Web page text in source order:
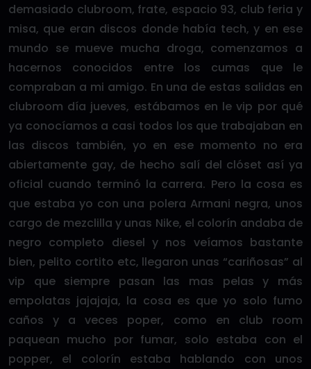
demasiado clubroom, frate, espacio 93, club feria y
misa, que eran discos donde había tech, y en ese
mundo se mueve mucha droga, comenzamos a
hacernos conocidos entre los cumas que le
compraban a mi amigo. En una de estas salidas en
clubroom día jueves, estábamos en le vip por qué
ya conocíamos a casi todos los que trabajaban en
las discos también, yo en ese momento no era
abiertamente gay, de hecho salí del clóset así ya
oficial cuando terminó la carrera. Pero la cosa es
que estaba yo con una polera Armani negra, unos
cargo de mezclilla y unas Nike, el colorín andaba de
negro completo diesel y nos veíamos bastante
bien, pelito cortito etc, llegaron unas “cariñosas” al
vip que siempre pasan las mas pelas y más
empolatas jajajaja, la cosa es que yo solo fumo
caños y a veces poper, como en club room
paquean mucho por fumar, solo estaba con el
popper, el colorín estaba hablando con unos